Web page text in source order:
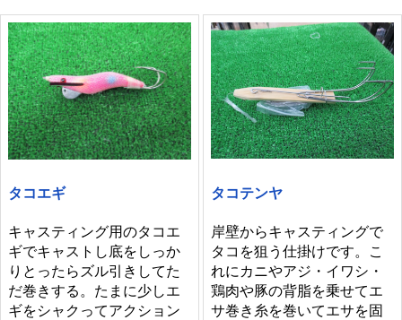
タコエギ
キャスティング用のタコエ
ギでキャストし底をしっか
りとったらズル引きしてた
だ巻きする。たまに少しエ
ギをシャクってアクション
タコテンヤ
岸壁からキャスティングで
タコを狙う仕掛けです。こ
れにカニやアジ・イワシ・
鶏肉や豚の背脂を乗せてエ
サ巻き糸を巻いてエサを固